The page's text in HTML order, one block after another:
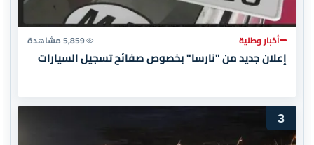
أخبار وطنية 5,859 مشاهدة
إعلان جديد من "نارسا" بخصوص صفائح تسجيل السيارات
3